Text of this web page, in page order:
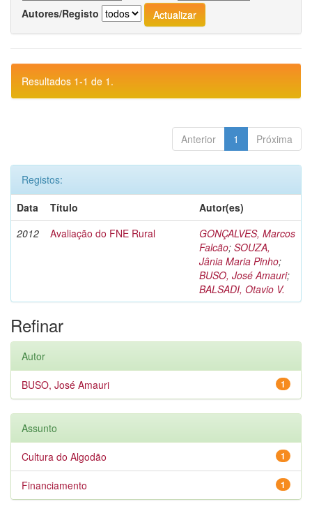
Autores/Registo
Resultados 1-1 de 1.
Anterior 1 Próxima
Registos:
Data
Título
Autor(es)
2012
Avaliação do FNE Rural
GONÇALVES, Marcos
Falcão; SOUZA,
Jânia Maria Pinho;
BUSO, José Amauri;
BALSADI, Otavio V.
Refinar
Autor
1
BUSO, José Amauri
Assunto
1
Cultura do Algodão
1
Financiamento